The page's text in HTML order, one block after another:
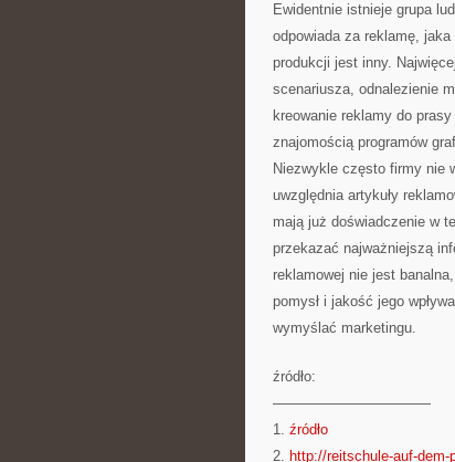
Ewidentnie istnieje grupa
odpowiada za reklamę,
produkcji jest inny.
scenariusza, odnalezienie
kreowanie reklamy do
znajomością programów
Niezwykle często firmy nie
uwzględnia artykuły
mają już doświadczenie w
przekazać najważniejszą
reklamowej nie jest
pomysł i jakość jego
wymyślać marketingu.
źródło:
———————————
1. źródło
2. http://reitschule-auf-dem-